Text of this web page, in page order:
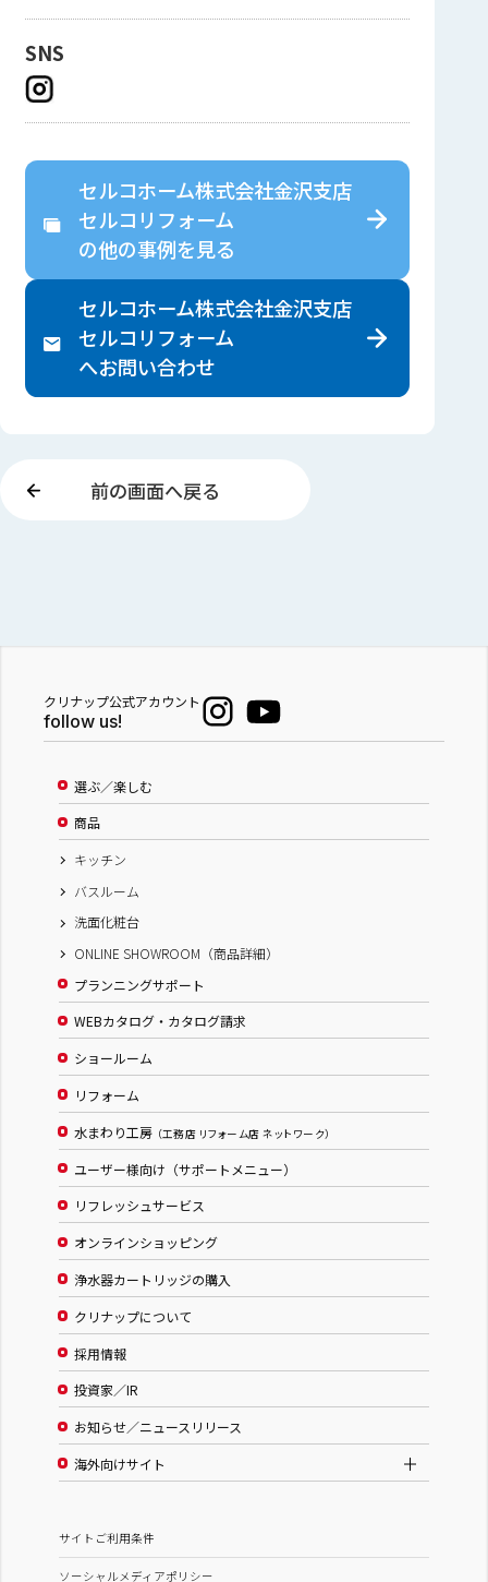
SNS
セルコホーム株式会社金沢支店
セルコリフォーム
の他の事例を見る
セルコホーム株式会社金沢支店
セルコリフォーム
へお問い合わせ
前の画面へ戻る
クリナップ公式アカウント
follow us!
選ぶ／楽しむ
商品
キッチン
バスルーム
洗面化粧台
ONLINE SHOWROOM（商品詳細）
プランニングサポート
WEBカタログ・カタログ請求
ショールーム
リフォーム
水まわり工房 （工務店 リフォーム店 ネットワーク）
ユーザー様向け（サポートメニュー）
リフレッシュサービス
オンラインショッピング
浄水器カートリッジの購入
クリナップについて
採用情報
投資家／IR
お知らせ／ニュースリリース
海外向けサイト
サイトご利用条件
ソーシャルメディアポリシー